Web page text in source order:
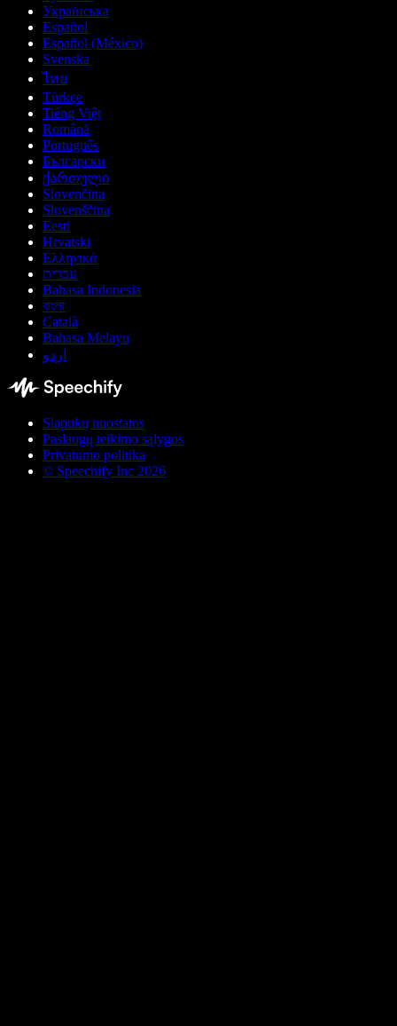
Українська
Español
Español (México)
Svenska
ไทย
Türkçe
Tiếng Việt
Română
Português
Български
ქართული
Slovenčina
Slovenščina
Eesti
Hrvatski
Ελληνικά
עברית
Bahasa Indonesia
বাংলা
Català
Bahasa Melayu
اردو
Slapukų nuostatos
Paslaugų teikimo sąlygos
Privatumo politika
© Speechify Inc 2026